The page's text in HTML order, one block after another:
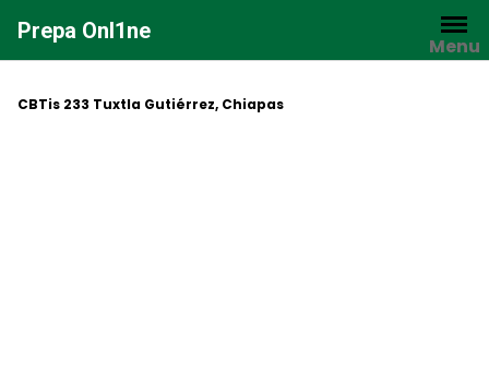
contenido
Prepa Onl1ne
Menu
CBTis 233 Tuxtla Gutiérrez, Chiapas